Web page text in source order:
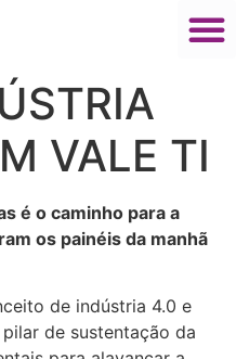
VALE TI
é o caminho para a
os painéis da manhã
de indústria 4.0 e
de sustentação da